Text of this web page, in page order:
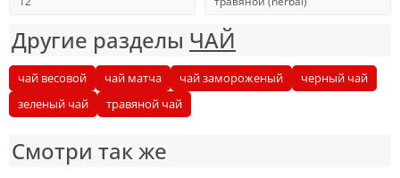
Другие разделы ЧАЙ
чай весовой чай матча чай замороженый
черный чай
зеленый чай
травяной чай
Смотри так же